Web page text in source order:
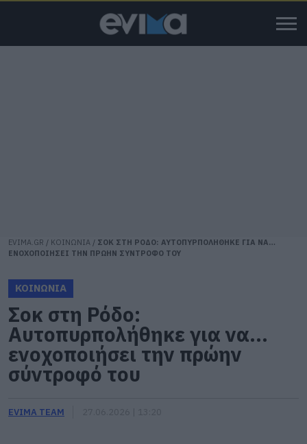
EVIMA.GR / ΚΟΙΝΩΝΙΑ / ΣΟΚ ΣΤΗ ΡΟΔΟ: ΑΥΤΟΠΥΡΠΟΛΗΘΗΚΕ ΓΙΑ ΝΑ…
ΕΝΟΧΟΠΟΙΗΣΕΙ ΤΗΝ ΠΡΩΗΝ ΣΥΝΤΡΟΦΟ ΤΟΥ
ΚΟΙΝΩΝΙΑ
Σοκ στη Ρόδο:
Αυτοπυρπολήθηκε για να…
ενοχοποιήσει την πρώην
σύντροφό του
EVIMA TEAM